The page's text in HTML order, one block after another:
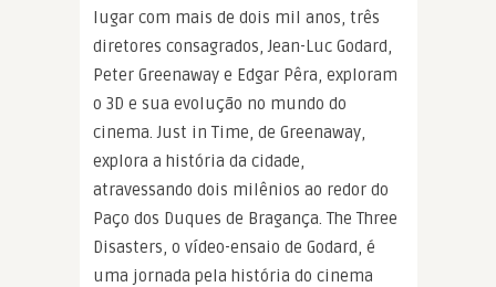
lugar com mais de dois mil anos, três
diretores consagrados, Jean-Luc Godard,
Peter Greenaway e Edgar Pêra, exploram
o 3D e sua evolução no mundo do
cinema. Just in Time, de Greenaway,
explora a história da cidade,
atravessando dois milênios ao redor do
Paço dos Duques de Bragança. The Three
Disasters, o vídeo-ensaio de Godard, é
uma jornada pela história do cinema